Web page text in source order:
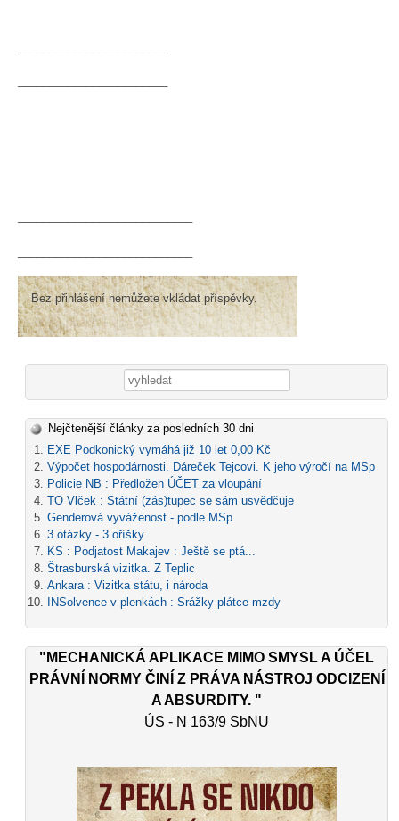
Bez přihlášení nemůžete vkládat příspěvky.
Vyhledávání
Nejčtenější články za posledních 30 dni
EXE Podkonický vymáhá již 10 let 0,00 Kč
Výpočet hospodárnosti. Dáreček Tejcovi. K jeho výročí na MSp
Policie NB : Předložen ÚČET za vloupání
TO Vlček : Státní (zás)tupec se sám usvědčuje
Genderová vyváženost - podle MSp
3 otázky - 3 oříšky
KS : Podjatost Makajev : Ještě se ptá...
Štrasburská vizitka. Z Teplic
Ankara : Vizitka státu, i národa
INSolvence v plenkách : Srážky plátce mzdy
"MECHANICKÁ APLIKACE MIMO SMYSL A ÚČEL
PRÁVNÍ NORMY ČINÍ Z PRÁVA NÁSTROJ ODCIZENÍ
A ABSURDITY. "
ÚS - N 163/9 SbNU